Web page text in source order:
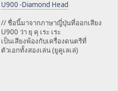
U900 -Diamond Head
// ชื่อนี้มาจากภาษาญี่ปุ่นที่ออกเสียง
U900 ว่า ยุ คุ เระ เระ
เป็นเสียงพ้องกับเครื่องดนตรีที่
ตัวเอกทั้งสองเล่น (ยูคูเลเล่)